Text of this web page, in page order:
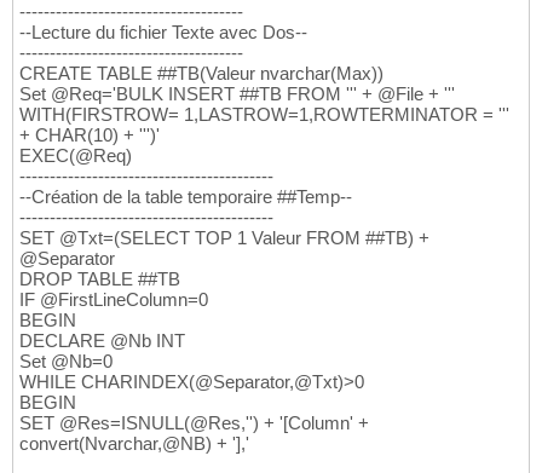
-------------------------------------
--Lecture du fichier Texte avec Dos--
-------------------------------------
CREATE TABLE ##TB(Valeur nvarchar(Max))
Set @Req='BULK INSERT ##TB FROM ''' + @File + '''
WITH(FIRSTROW= 1,LASTROW=1,ROWTERMINATOR = '''
+ CHAR(10) + ''')'
EXEC(@Req)
------------------------------------------
--Création de la table temporaire ##Temp--
------------------------------------------
SET @Txt=(SELECT TOP 1 Valeur FROM ##TB) +
@Separator
DROP TABLE ##TB
IF @FirstLineColumn=0
BEGIN
DECLARE @Nb INT
Set @Nb=0
WHILE CHARINDEX(@Separator,@Txt)>0
BEGIN
SET @Res=ISNULL(@Res,'') + '[Column' +
convert(Nvarchar,@NB) + '],'